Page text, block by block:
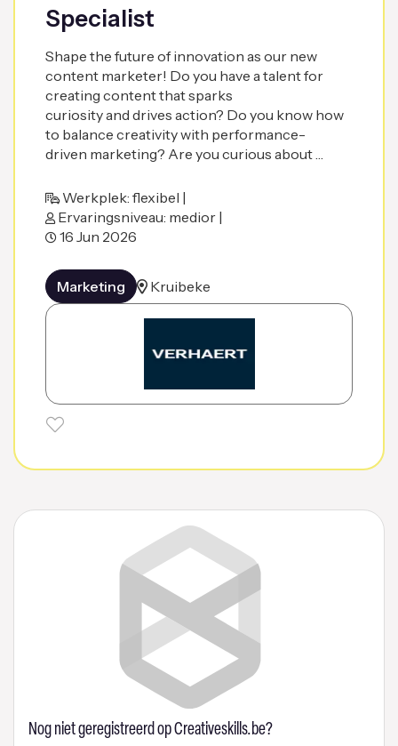
Specialist
Shape the future of innovation as our new
content marketer! Do you have a talent for
creating content that sparks
curiosity and drives action? Do you know how
to balance creativity with performance-
driven marketing? Are you curious about …
Werkplek: flexibel |
Ervaringsniveau: medior |
16 Jun 2026
Marketing Kruibeke
Nog niet geregistreerd op Creativeskills.be?